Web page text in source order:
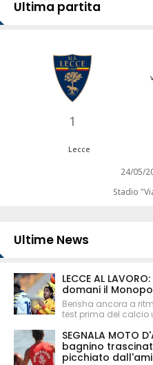
Ultima partita
1
Lecce
24/05/
Stadio
Ultime News
LECCE AL
domani il
Berisha ancora a
test prima del calcio
SEGNALA MOTO
bagnino
picchiato